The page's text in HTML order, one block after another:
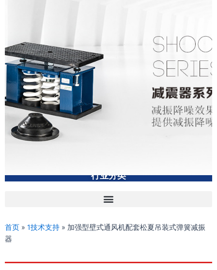
行业分类
首页 » 1技术支持 » 加强型壁式通风机配套松夏吊装式弹簧减振
器